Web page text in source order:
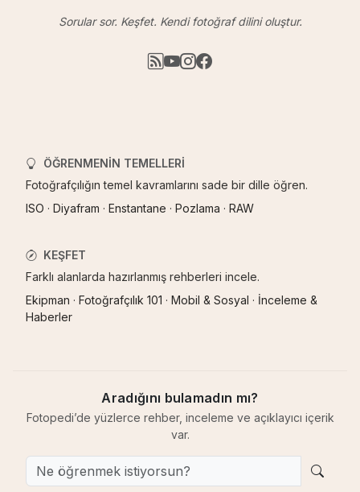
Sorular sor. Keşfet. Kendi fotoğraf dilini oluştur.
ÖĞRENMENIN TEMELLERI
Fotoğrafçılığın temel kavramlarını sade bir dille öğren.
ISO · Diyafram · Enstantane · Pozlama · RAW
KEŞFET
Farklı alanlarda hazırlanmış rehberleri incele.
Ekipman · Fotoğrafçılık 101 · Mobil & Sosyal · İnceleme &
Haberler
Aradığını bulamadın mı?
Fotopedi’de yüzlerce rehber, inceleme ve açıklayıcı içerik
var.